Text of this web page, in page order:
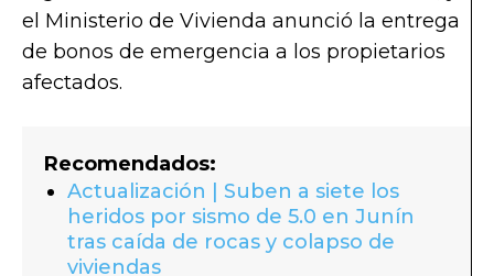
el Ministerio de Vivienda anunció la entrega
de bonos de emergencia a los propietarios
afectados.
Recomendados:
Actualización | Suben a siete los
heridos por sismo de 5.0 en Junín
tras caída de rocas y colapso de
viviendas